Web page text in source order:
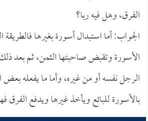
الفرق، وهل فيه ربا؟
الجواب: أما استبدال أسورة بغيرها فالطريقة
الأسورة وتقبض صاحبتها الثمن، ثم بعد
الرجل نفسه أو من غيره، وأما ما يفعله
بالأسورة للبائع ويأخذ غيرها ويدفع الفرق